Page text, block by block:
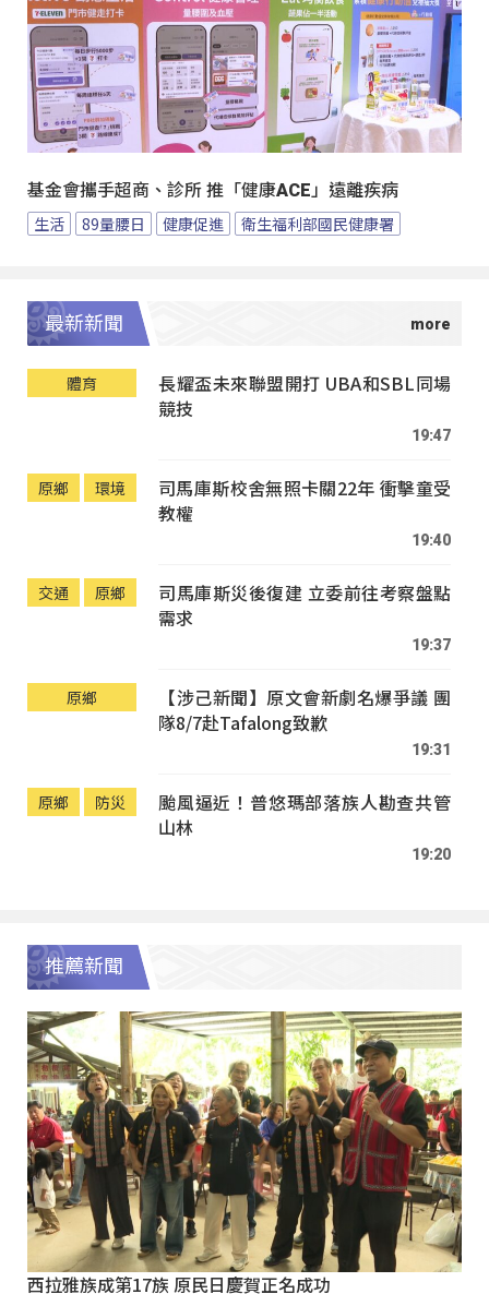
基金會攜手超商、診所 推「健康ACE」遠離疾病
生活 89量腰日 健康促進 衛生福利部國民健康署
最新新聞
體育
長耀盃未來聯盟開打 UBA和SBL同場
競技
19:47
原鄉 環境
司馬庫斯校舍無照卡關22年 衝擊童受
教權
19:40
交通 原鄉
司馬庫斯災後復建 立委前往考察盤點
需求
19:37
原鄉
【涉己新聞】原文會新劇名爆爭議 團
隊8/7赴Tafalong致歉
19:31
原鄉 防災
颱風逼近！普悠瑪部落族人勘查共管
山林
19:20
推薦新聞
西拉雅族成第17族 原民日慶賀正名成功